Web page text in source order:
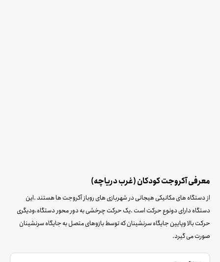
معرفی آکروجت کودکان (غرب دریاچه)
از دستگاه های مکانیکی هیجانی در شهربازی های روباز آکروجت ها هستند .این
دستگاه دارای دونوع حرکت است .یک حرکت چرخشی به دور محور دستگاه،ودیگری
حرکت بالا وپایین جایگاه سرنشینان که توسط بازوهای متصل به جایگاه سرنشینان
صورت می گیرد.